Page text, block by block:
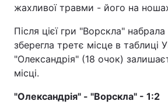
жахливої травми - його на
Після цієї гри "Ворскла"
зберегла третє місце в таблиці
"Олександрія" (18 очок)
місці.
"Олександрія" - "Ворскла" - 1:2